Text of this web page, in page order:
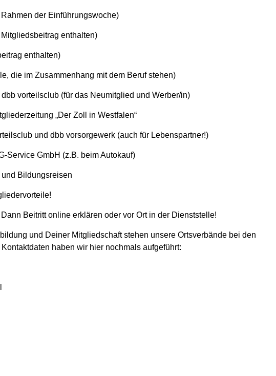
der Einführungswoche)
enthalten)
enthalten)
die im Zusammenhang mit dem Beruf stehen)
vorteilsclub (für das Neumitglied und Werber/in)
„Der Zoll in Westfalen“
und dbb vorsorgewerk (auch für Lebenspartner!)
Service GmbH (z.B. beim Autokauf)
Bildungsreisen
Beitritt online erklären oder vor Ort in der Dienststelle!
und Deiner Mitgliedschaft stehen unsere Ortsverbände bei den
haben wir hier nochmals aufgeführt: